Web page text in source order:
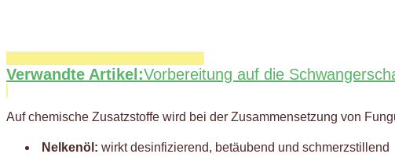
Verwandte Artikel:Vorbereitung auf die
Auf chemische Zusatzstoffe wird bei der Zusammensetzung von
Nelkenöl: wirkt desinfizierend, betäubend und schmerzstillend